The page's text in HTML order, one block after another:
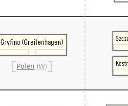
Gryfino (Greifenhagen)
Polen (W)